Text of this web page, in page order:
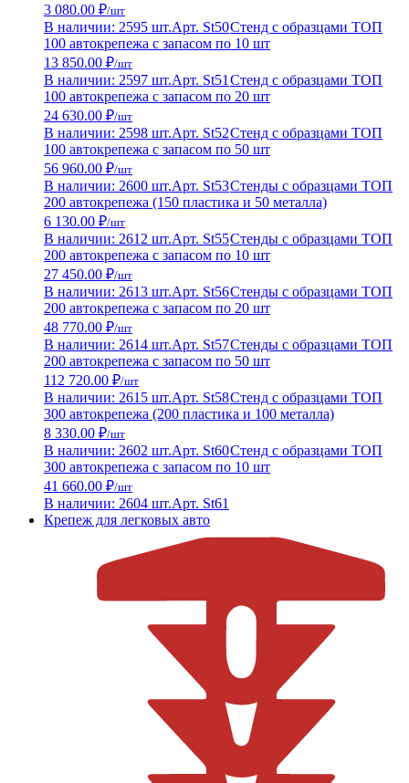
3 080.00 ₽/шт
В наличии: 2595 шт.Арт. St50Стенд с образцами ТОП
100 автокрепежа с запасом по 10 шт
13 850.00 ₽/шт
В наличии: 2597 шт.Арт. St51 Стенд с образцами ТОП
100 автокрепежа с запасом по 20 шт
24 630.00 ₽/шт
В наличии: 2598 шт.Арт. St52Стенд с образцами ТОП
100 автокрепежа с запасом по 50 шт
56 960.00 ₽/шт
В наличии: 2600 шт.Арт. St53Стенды с образцами ТОП
200 автокрепежа (150 пластика и 50 металла)
6 130.00 ₽/шт
В наличии: 2612 шт.Арт. St55Стенды с образцами ТОП
200 автокрепежа с запасом по 10 шт
27 450.00 ₽/шт
В наличии: 2613 шт.Арт. St56Стенды с образцами ТОП
200 автокрепежа с запасом по 20 шт
48 770.00 ₽/шт
В наличии: 2614 шт.Арт. St57Стенды с образцами ТОП
200 автокрепежа с запасом по 50 шт
112 720.00 ₽/шт
В наличии: 2615 шт.Арт. St58Стенд с образцами ТОП
300 автокрепежа (200 пластика и 100 металла)
8 330.00 ₽/шт
В наличии: 2602 шт.Арт. St60Стенд с образцами ТОП
300 автокрепежа с запасом по 10 шт
41 660.00 ₽/шт
В наличии: 2604 шт.Арт. St61
Крепеж для легковых авто